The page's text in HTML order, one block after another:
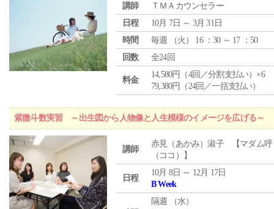
講師
ＴＭＡカウンセラー
日程
10月 7日 ～ 3月 31日
時間
毎週 （火 ） 16 ：30 ～ 17 ：50
回数
全24回
料金
14,580円（4回／分割支払い）×6
79,380円（24回／一括支払い）
紫微斗数実習 ～出生図から人物像と人生模様のイメージを広げる～
講師
赤見（あかみ）淑子 【マダム呼
（ココ）】
日程
10月 8日 ～ 12月 17日
B Week
隔週 （水）